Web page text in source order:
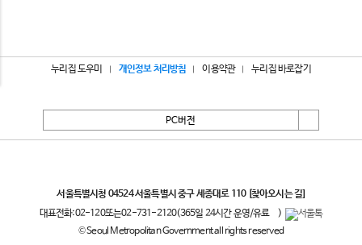
누리집 도우미 개인정보 처리방침 이용약관 누리집 바로잡기
PC버전
서울특별시청 04524 서울특별시 중구 세종대로 110 [찾아오시는 길]
대표전화:02-120또는02-731-2120(365일 24시간 운영/유료
)
© Seoul Metropolitan Government all rights reserved